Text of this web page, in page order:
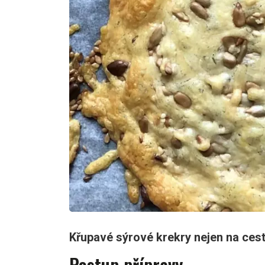
Křupavé sýrové krekry nejen na